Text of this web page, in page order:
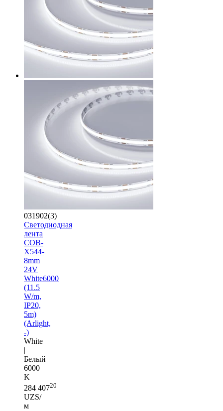
031902(3)
Светодиодная
лента
COB-
X544-
8mm
24V
White6000
(11.5
W/m,
IP20,
5m)
(Arlight,
-)
White
|
Белый
6000
K
284 40720
UZS/
м